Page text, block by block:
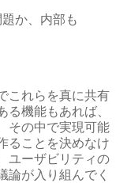
か、内部も
これらを真に共有
機能もあれば、
その中で実現可能
ることを決めなけ
ユーザビリティの
論が入り組んでく